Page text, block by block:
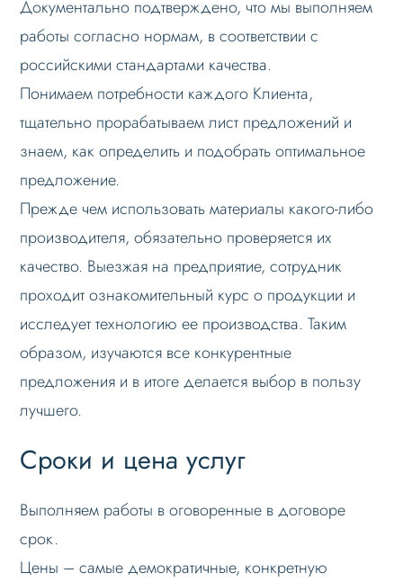
Документально подтверждено, что мы выполняем
работы согласно нормам, в соответствии с
российскими стандартами качества.
Понимаем потребности каждого Клиента,
тщательно прорабатываем лист предложений и
знаем, как определить и подобрать оптимальное
предложение.
Прежде чем использовать материалы какого-либо
производителя, обязательно проверяется их
качество. Выезжая на предприятие, сотрудник
проходит ознакомительный курс о продукции и
исследует технологию ее производства. Таким
образом, изучаются все конкурентные
предложения и в итоге делается выбор в пользу
лучшего.
Сроки и цена услуг
Выполняем работы в оговоренные в договоре
срок.
Цены – самые демократичные, конкретную